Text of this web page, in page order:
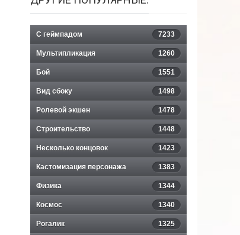
С геймпадом 7233
Мультипликация 1260
Бой 1551
Вид сбоку 1498
Ролевой экшен 1478
Строительство 1448
Несколько концовок 1423
Кастомизация персонажа 1383
Физика 1344
Космос 1340
Рогалик 1325